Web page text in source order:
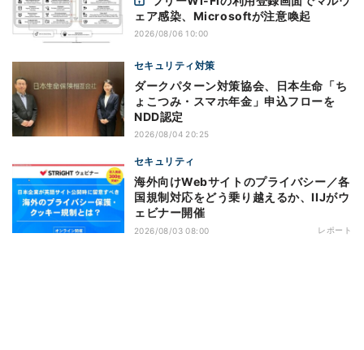
ェア感染、Microsoftが注意喚起
2026/08/06 10:00
セキュリティ対策
ダークパターン対策協会、日本生命「ち
ょこつみ・スマホ年金」申込フローを
NDD認定
2026/08/04 20:25
セキュリティ
海外向けWebサイトのプライバシー／各
国規制対応をどう乗り越えるか、IIJがウ
ェビナー開催
2026/08/03 08:00 レポート